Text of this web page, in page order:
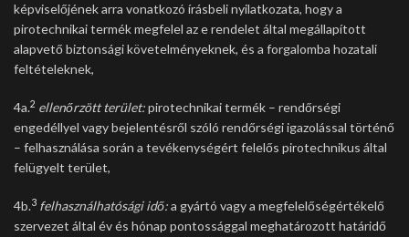
képviselőjének arra vonatkozó írásbeli nyilatkozata, hogy a
pirotechnikai termék megfelel az e rendelet által megállapított
alapvető biztonsági követelményeknek, és a forgalomba hozatali
feltételeknek,
4a.2 ellenőrzött terület:pirotechnikai termék – rendőrségi
engedéllyel vagy bejelentésről szóló rendőrségi igazolással történő
– felhasználása során a tevékenységért felelős pirotechnikus által
felügyelt terület,
4b.3 felhasználhatósági idő:a gyártó vagy a megfelelőségértékelő
szervezet által év és hónap pontossággal meghatározott határidő